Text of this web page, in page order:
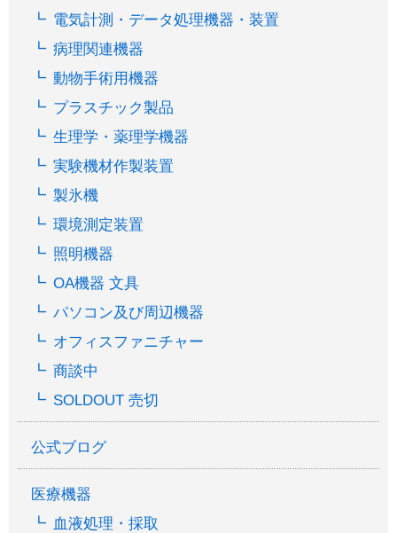
電気計測・データ処理機器・装置
病理関連機器
動物手術用機器
プラスチック製品
生理学・薬理学機器
実験機材作製装置
製氷機
環境測定装置
照明機器
OA機器 文具
パソコン及び周辺機器
オフィスファニチャー
商談中
SOLDOUT 売切
公式ブログ
医療機器
血液処理・採取